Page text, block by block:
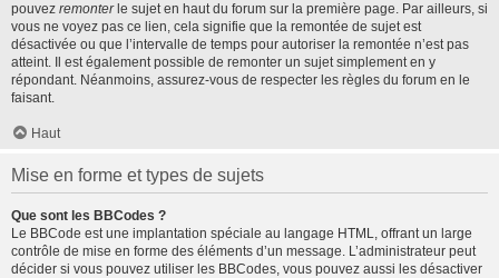
pouvez remonterle sujet en haut du forum sur la première page. Par ailleurs, si
vous ne voyez pas ce lien, cela signifie que la remontée de sujet est
désactivée ou que l’intervalle de temps pour autoriser la remontée n’est pas
atteint. Il est également possible de remonter un sujet simplement en y
répondant. Néanmoins, assurez-vous de respecter les règles du forum en le
faisant.
Haut
Mise en forme et types de sujets
Que sont les BBCodes ?
Le BBCode est une implantation spéciale au langage HTML, offrant un large
contrôle de mise en forme des éléments d’un message. L’administrateur peut
décider si vous pouvez utiliser les BBCodes, vous pouvez aussi les désactiver